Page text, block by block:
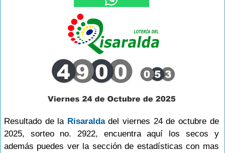
Resultado de la Risaraldadel viernes 24 de octubre de
2025, sorteo no. 2922, encuentra aquí los secos y
además puedes ver la sección de estadísticas con mas